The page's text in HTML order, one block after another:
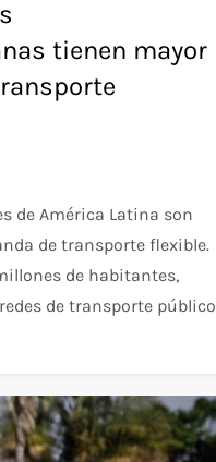
tienen mayor
de América Latina son
de transporte flexible.
de habitantes,
de transporte público